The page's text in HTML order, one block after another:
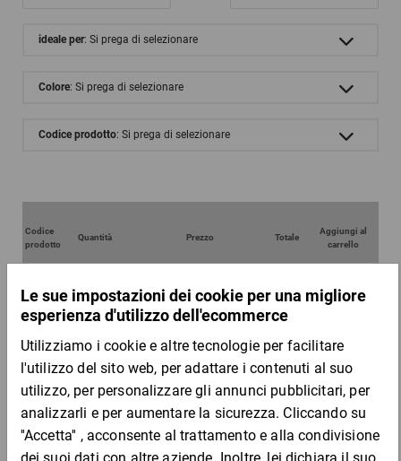
ideale per: Si prega di selezionare
Colore: Si prega di selezionare
Codice prodotto: Si prega di selezionare
Codice
prodotto
Quantità Prezzo Totale
Aggiungi al
carrello
604
Da 25
Da 50
per 1 Pezzo
49,00 €
Campione
Da 50
1,79 €
Da 100
1,61 €
1,53
per 1 Pezzo Campione